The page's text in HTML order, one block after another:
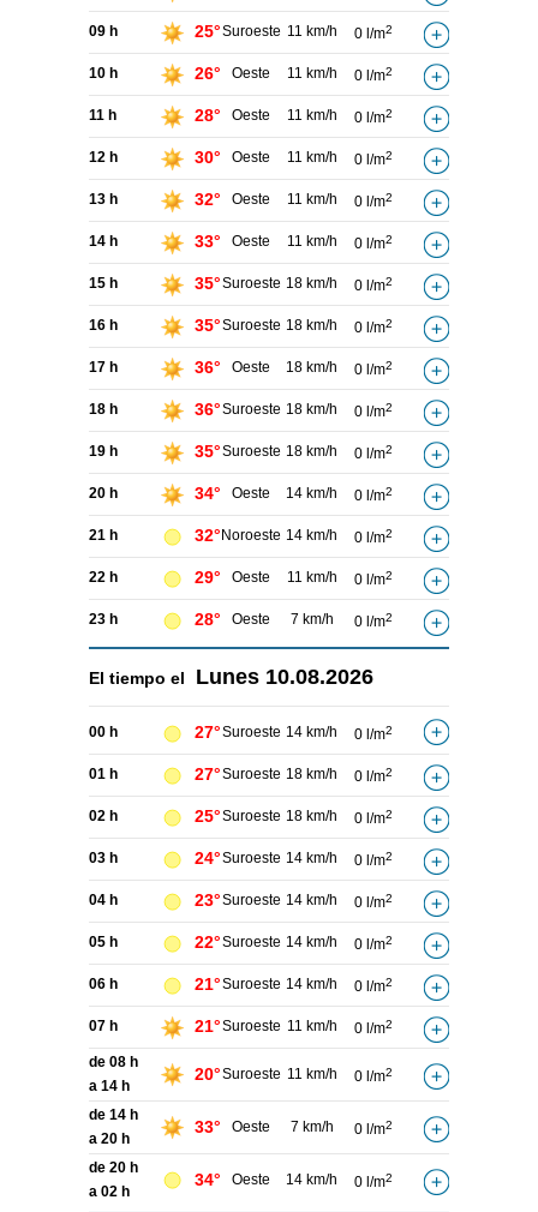
09 h 25°Suroeste 11 km/h 0 l/m2
10 h 26° Oeste 11 km/h 0 l/m2
11 h 28° Oeste 11 km/h 0 l/m2
12 h 30° Oeste 11 km/h 0 l/m2
13 h 32° Oeste 11 km/h 0 l/m2
14 h 33° Oeste 11 km/h 0 l/m2
15 h 35°Suroeste 18 km/h 0 l/m2
16 h 35°Suroeste 18 km/h 0 l/m2
17 h 36° Oeste 18 km/h 0 l/m2
18 h 36°Suroeste 18 km/h 0 l/m2
19 h 35°Suroeste 18 km/h 0 l/m2
20 h 34° Oeste 14 km/h 0 l/m2
21 h 32° Noroeste 14 km/h 0 l/m2
22 h 29° Oeste 11 km/h 0 l/m2
23 h 28° Oeste 7 km/h 0 l/m2
El tiempo el Lunes 10.08.2026
00 h 27°Suroeste 14 km/h 0 l/m2
01 h 27°Suroeste 18 km/h 0 l/m2
02 h 25°Suroeste 18 km/h 0 l/m2
03 h 24°Suroeste 14 km/h 0 l/m2
04 h 23°Suroeste 14 km/h 0 l/m2
05 h 22°Suroeste 14 km/h 0 l/m2
06 h 21°Suroeste 14 km/h 0 l/m2
07 h 21°Suroeste 11 km/h 0 l/m2
de 08 h
a 14 h
20°Suroeste 11 km/h 0 l/m2
de 14 h
a 20 h
33° Oeste 7 km/h 0 l/m2
de 20 h
a 02 h
34° Oeste 14 km/h 0 l/m2